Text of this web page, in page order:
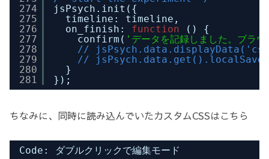
274
275
276
277
278
279
280
281
jsPsych.init({
timeline: timeline,
on_finish: function
() {
confirm( 'データを記録しました。ブラ
// jsPsych.data.displayData('csv');
//
}
});
ちなみに、同時に読み込んでいたカスタムCSSはこちら
Code: ダブルクリックで編集モード